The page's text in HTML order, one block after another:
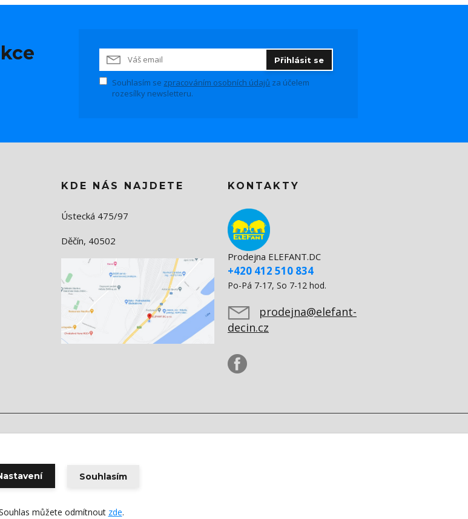
Přihlásit se
Souhlasím se zpracováním osobních údajů za účelem
rozesílky newsletteru.
KDE NÁS NAJDETE
Ústecká 475/97
Děčín, 40502
KONTAKTY
Prodejna ELEFANT.DC
+420 412 510 834
Po-Pá 7-17, So 7-12 hod.
prodejna@elefant-
decin.cz
Souhlasím
můžete odmítnout zde.